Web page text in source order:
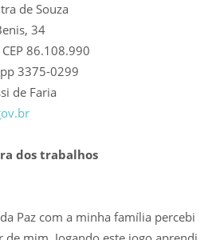
de Souza
34
86.108.990
3375-0299
de Faria
dos trabalhos
Paz com a minha família percebi